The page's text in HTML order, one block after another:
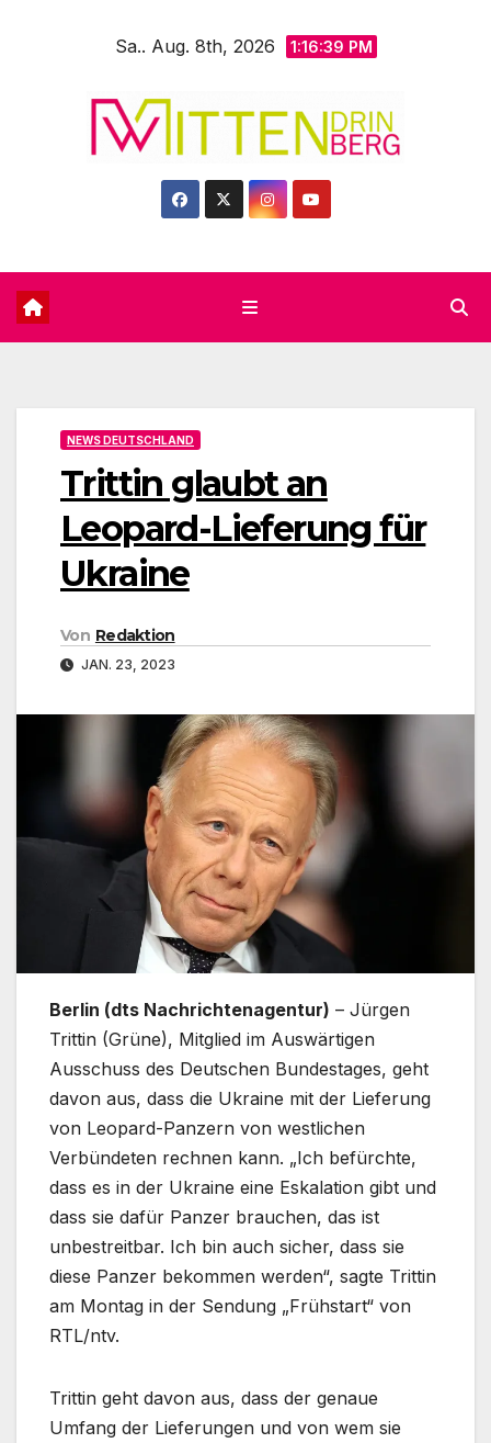
Sa.. Aug. 8th, 2026 1:16:41 PM
NEWS DEUTSCHLAND
Trittin glaubt an
Leopard-Lieferung für
Ukraine
Von Redaktion
JAN. 23, 2023
Berlin (dts Nachrichtenagentur) – Jürgen
Trittin (Grüne), Mitglied im Auswärtigen
Ausschuss des Deutschen Bundestages, geht
davon aus, dass die Ukraine mit der Lieferung
von Leopard-Panzern von westlichen
Verbündeten rechnen kann. „Ich befürchte,
dass es in der Ukraine eine Eskalation gibt und
dass sie dafür Panzer brauchen, das ist
unbestreitbar. Ich bin auch sicher, dass sie
diese Panzer bekommen werden“, sagte Trittin
am Montag in der Sendung „Frühstart“ von
RTL/ntv.
Trittin geht davon aus, dass der genaue
Umfang der Lieferungen und von wem sie